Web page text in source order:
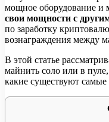
мощное оборудование и
свои мощности с
по заработку
вознаграждения между
В этой статье
майнить соло или в
какие существуют